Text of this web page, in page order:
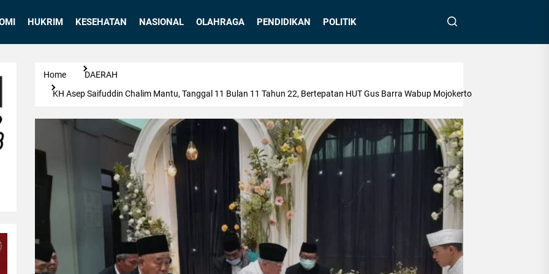
HUKRIM KESEHATAN NASIONAL OLAHRAGA PENDIDIKAN POLITIK
Home
DAERAH
KH Asep Saifuddin Chalim Mantu, Tanggal 11 Bulan 11 Tahun 22, Bertepatan HUT Gus Barra Wabup Mojokerto